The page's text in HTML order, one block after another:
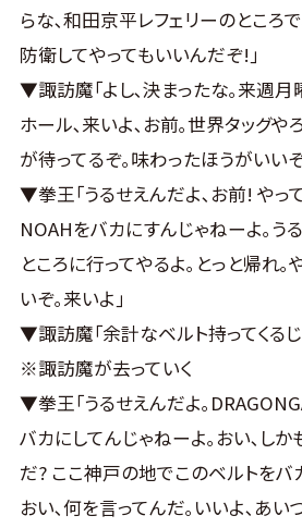
らな､和田京平レフェリーのところ
防衛してやってもいいんだぞ!｣
▼諏訪魔｢よし､決まったな｡来週月
ホール､来いよ､お前｡世界タッグや
が待ってるぞ｡味わったほうがいい
▼拳王｢うるせえんだよ､お前! やっ
NOAHをバカにすんじゃねーよ｡う
ところに行ってやるよ｡とっと帰れ｡
いぞ｡来いよ｣
▼諏訪魔｢余計なベルト持ってくる
※諏訪魔が去っていく
▼拳王｢うるせえんだよ｡
バカにしてんじゃねーよ｡おい､し
だ? ここ神戸の地でこのベルトをバ
おい､何を言ってんだ｡いいよ､あい